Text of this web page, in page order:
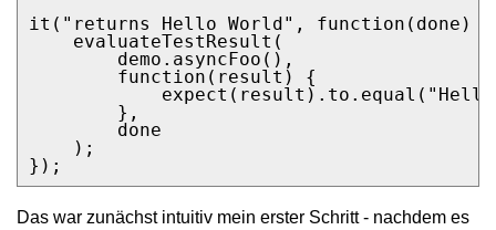
it("returns Hello World", function(done) {
    evaluateTestResult(
        demo.asyncFoo(),
        function(result) {
        },
        done
    );
});
Das war zunächst intuitiv mein erster Schritt - nachdem es